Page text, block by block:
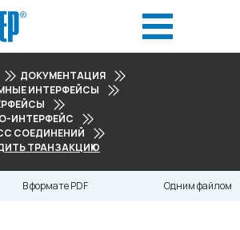
ДОКУМЕНТАЦИЯ
ИНТЕРФЕЙСЫ
ИНТЕРФЕЙС
СОЕДИНЕНИЙ
ТРАНЗАКЦИЮ
В формате PDF Одним файлом